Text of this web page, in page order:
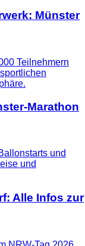
Münster
Marathon
Alle Infos zur